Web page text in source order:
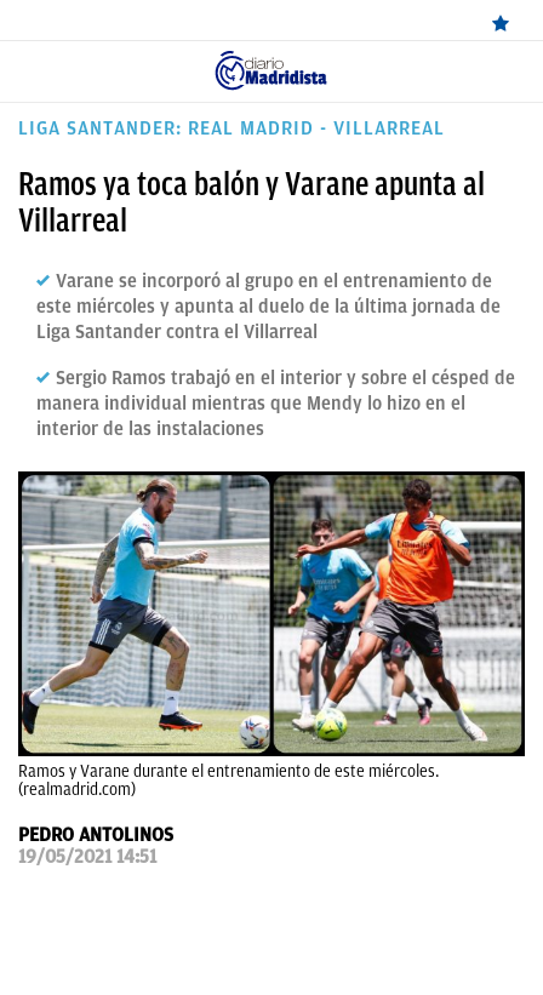
ÚLTIMAS
REAL
BALONCESTO
CANTERA
FICHAJES
DIRECTO
FEMENINO
PAPARAZZI
OKDIARIO
LIGA SANTANDER: REAL MADRID - VILLARREAL
Ramos ya toca balón y Varane apunta al
Villarreal
Varane se incorporó al grupo en el entrenamiento de
este miércoles y apunta al duelo de la última jornada de
Liga Santander contra el Villarreal
Sergio Ramos trabajó en el interior y sobre el césped de
manera individual mientras que Mendy lo hizo en el
interior de las instalaciones
Ramos y Varane durante el entrenamiento de este miércoles.
(realmadrid.com)
PEDRO ANTOLINOS
19/05/2021 14:51